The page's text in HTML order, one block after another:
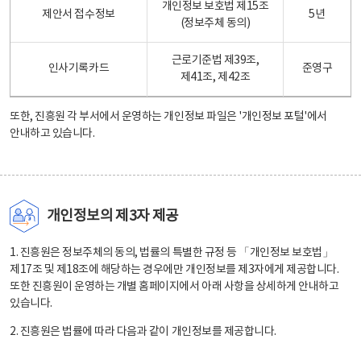
제안서 접수정보
개인정보 보호법 제15조
(정보주체 동의)
5년
인사기록카드
근로기준법 제39조,
제41조, 제42조
준영구
또한, 진흥원 각 부서에서 운영하는 개인정보 파일은 '개인정보 포털'에서
안내하고 있습니다.
개인정보의 제3자 제공
1. 진흥원은 정보주체의 동의, 법률의 특별한 규정 등 「개인정보 보호법」
제17조 및 제18조에 해당하는 경우에만 개인정보를 제3자에게 제공합니다.
또한 진흥원이 운영하는 개별 홈페이지에서 아래 사항을 상세하게 안내하고
있습니다.
2. 진흥원은 법률에 따라 다음과 같이 개인정보를 제공합니다.